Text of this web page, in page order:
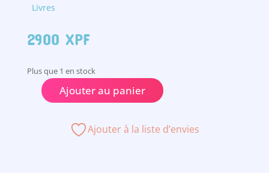
Livres
2900 XPF
Plus que 1 en stock
quantitéAjouter au panier
Ajouter à la liste d’envies